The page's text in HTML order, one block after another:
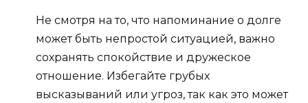
Не смотря на то, что напоминание о долге
может быть непростой ситуацией, важно
сохранять спокойствие и дружеское
отношение. Избегайте грубых
высказываний или угроз, так как это может